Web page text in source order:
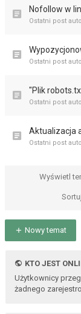
Nofollow w
Ostatni post
Ostatni post
"Plik
Ostatni post
Aktualizacja
Ostatni post
Wyświetl
Nowy temat
KTO JEST
Użytkownicy
żadnego